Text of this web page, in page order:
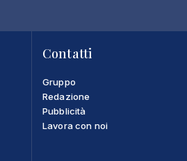
Contatti
Gruppo
Redazione
Pubblicità
Lavora con noi